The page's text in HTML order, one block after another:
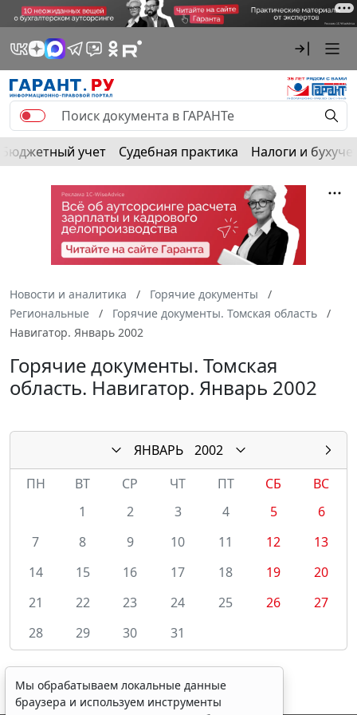
Бюджетный учет Судебная практика Налоги и
Новости и аналитика
Горячие документы
Региональные
Горячие документы. Томская область
Навигатор. Январь 2002
Горячие документы. Томская
область. Навигатор. Январь 2002
ЯНВАРЬ
2002
ПН
ВТ СР ЧТ ПТ СБ
ВС
1
2 3 4 5
6
7
8 9 10 11 12
13
14
15 16 17 18 19
20
21
22 23 24 25 26
27
28
29 30 31
Мы обрабатываем локальные данные
браузера и используем инструменты